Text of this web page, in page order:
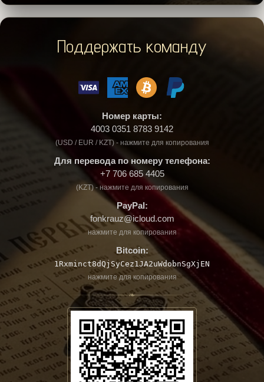
Поддержать команду
Номер карты:
4003 0351 8783 9142
(USD / EUR / KZT) - нажмите для копирования
Для перевода по номеру телефона:
+7 706 685 4405
(KZT) - нажмите для копирования
PayPal:
fonkrauz@icloud.com
нажмите для копирования
Bitcoin:
1Rxminct8dQjSyCez1JA2uWdobnSgXjEN
нажмите для копирования
❧